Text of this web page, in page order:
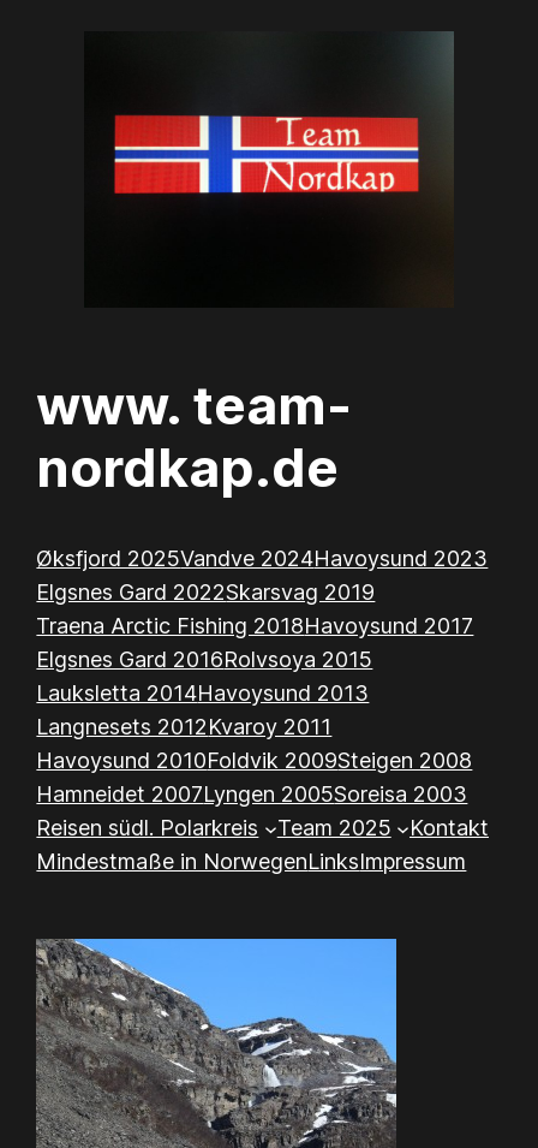
www. team-
nordkap.de
Øksfjord 2025Vandve 2024Havoysund 2023
Elgsnes Gard 2022Skarsvag 2019
Traena Arctic Fishing 2018Havoysund 2017
Elgsnes Gard 2016Rolvsoya 2015
Lauksletta 2014Havoysund 2013
Langnesets 2012Kvaroy 2011
Havoysund 2010Foldvik 2009Steigen 2008
Hamneidet 2007Lyngen 2005Soreisa 2003
Reisen südl. Polarkreis
Team 2025
Kontakt
Mindestmaße in NorwegenLinksImpressum